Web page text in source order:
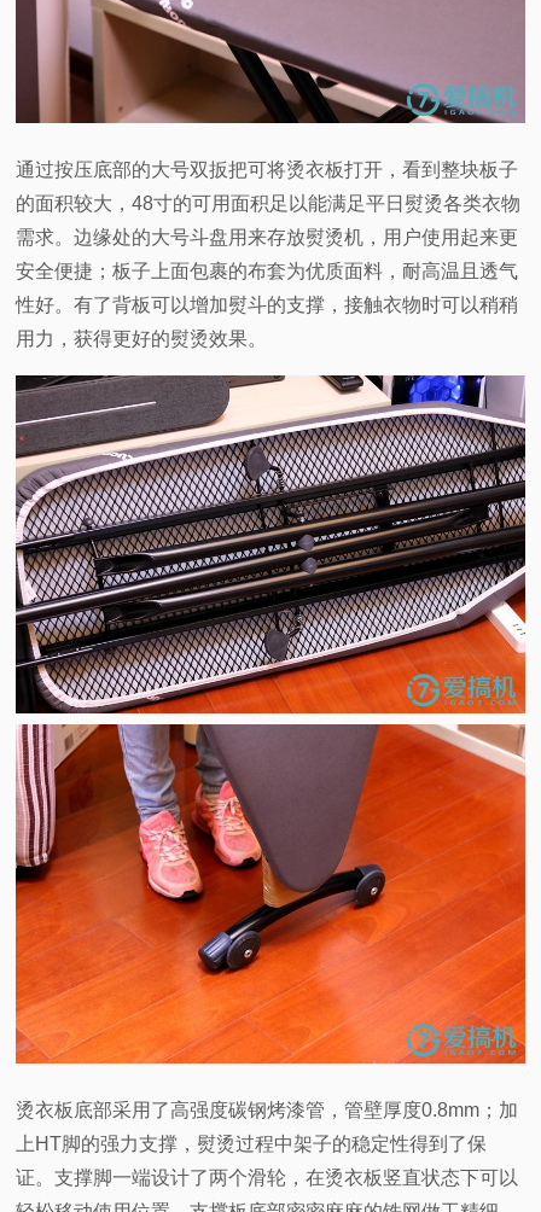
通过按压底部的大号双扳把可将烫衣板打开，看到整块板子
的面积较大，48寸的可用面积足以能满足平日熨烫各类衣物
需求。边缘处的大号斗盘用来存放熨烫机，用户使用起来更
安全便捷；板子上面包裹的布套为优质面料，耐高温且透气
性好。有了背板可以增加熨斗的支撑，接触衣物时可以稍稍
用力，获得更好的熨烫效果。
烫衣板底部采用了高强度碳钢烤漆管，管壁厚度0.8mm；加
上HT脚的强力支撑，熨烫过程中架子的稳定性得到了保
证。支撑脚一端设计了两个滑轮，在烫衣板竖直状态下可以